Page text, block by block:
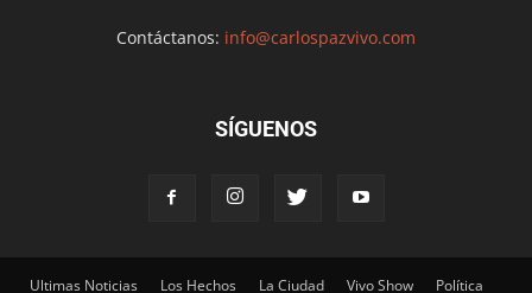
Contáctanos: info@carlospazvivo.com
SÍGUENOS
Ultimas Noticias Los Hechos La Ciudad Vivo Show Política